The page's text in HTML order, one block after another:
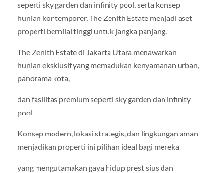
seperti sky garden dan infinity pool, serta konsep
hunian kontemporer, The Zenith Estate menjadi aset
properti bernilai tinggi untuk jangka panjang.
The Zenith Estate di Jakarta Utara menawarkan
hunian eksklusif yang memadukan kenyamanan urban,
panorama kota,
dan fasilitas premium seperti sky garden dan infinity
pool.
Konsep modern, lokasi strategis, dan lingkungan aman
menjadikan properti ini pilihan ideal bagi mereka
yang mengutamakan gaya hidup prestisius dan